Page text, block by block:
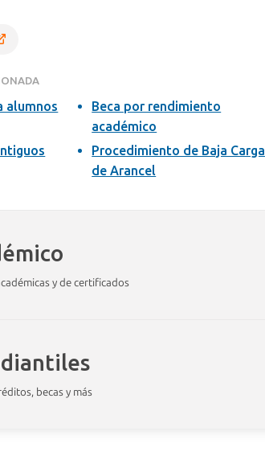
alumnos
Beca por rendimiento
académico
Procedimiento de Baja Carga
de Arancel
y de certificados
Eliminación extraordinaria
becas y más